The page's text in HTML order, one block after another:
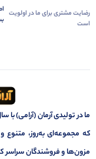
رضایت مشتری برای ما در اولویت
است
ما در تولیدی آرمان (آرامی)
که مجموعه‌ای به‌روز، متنوع و
مزون‌ها و فروشندگان سراسر